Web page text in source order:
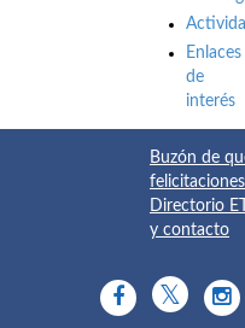
Enlaces
de
interés
Buzón de
felicitaciones
Directorio
y contacto